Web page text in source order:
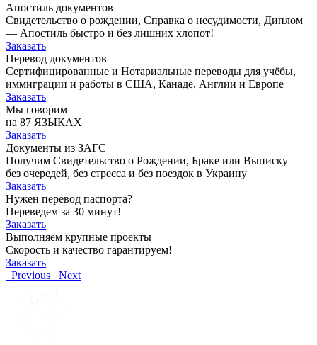
Апостиль документов
Свидетельство о рождении, Справка о несудимости, Диплом
— Апостиль быстро и без лишних хлопот!
Заказать
Перевод документов
Сертифицированные и Нотариальные переводы для учёбы,
иммиграции и работы в США, Канаде, Англии и Европе
Заказать
Мы говорим
на 87 ЯЗЫКАХ
Заказать
Документы из ЗАГС
Получим Свидетельство о Рождении, Браке или Выписку —
без очередей, без стресса и без поездок в Украину
Заказать
Нужен перевод паспорта?
Переведем за 30 минут!
Заказать
Выполняем крупные проекты
Скорость и качество гарантируем!
Заказать
Previous
Next